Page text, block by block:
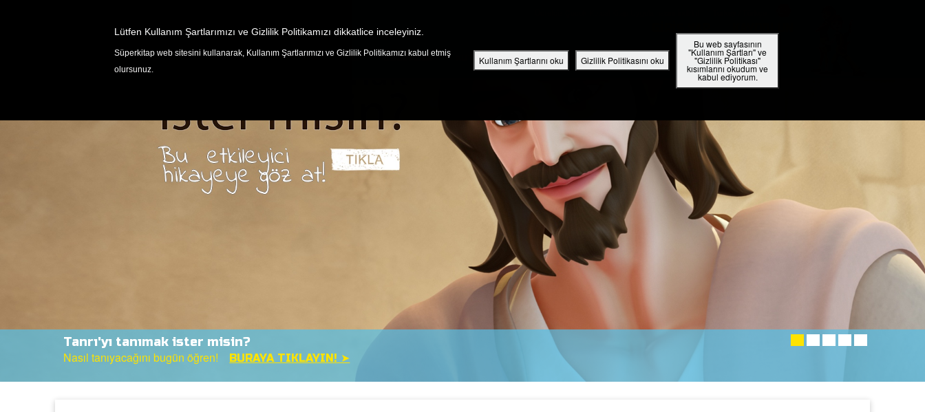
Lütfen Kullanım Şartlarımızı ve Gizlilik Politikamızı dikkatlice inceleyiniz.
Süperkitap web sitesini kullanarak, Kullanım Şartlarımızı ve Gizlilik Politikamızı kabul etmiş
olursunuz.
Kullanım Şartlarını oku Gizlilik Politikasını oku
Bu web sayfasının
"Kullanım Şartları" ve
"Gizlilik Politikası"
kısımlarını okudum ve
kabul ediyorum.
OYUNLAR KEŞFEDIN BÖLÜMLER KUTSAL KITAP VIDEOLAR RADYO UYGULAMA
Tanrı'yı tanımak ister misin?
Nasıl tanıyacağını bugün öğren! BURAYA TIKLAYIN! ➤